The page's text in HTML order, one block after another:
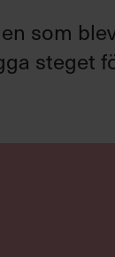
som
steget